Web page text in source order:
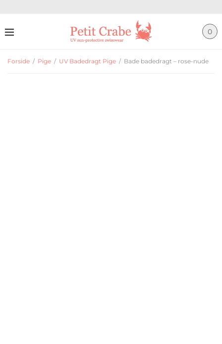
0
Forside / Pige / UV Badedragt Pige / Bade badedragt – rose-nude